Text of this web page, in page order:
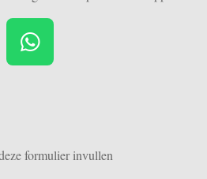
W
h
A
formulier invullen